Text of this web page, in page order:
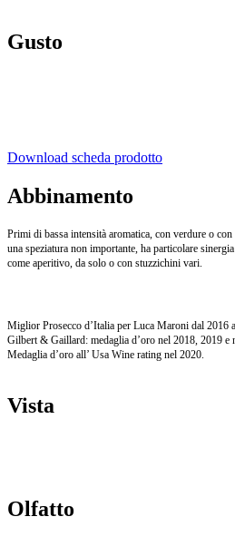
Gusto
Download scheda prodotto
Abbinamento
Primi di bassa intensità aromatica, con verdure o
una speziatura non importante, ha particolare
come aperitivo, da solo o con stuzzichini vari.
Miglior Prosecco d’Italia per Luca Maroni dal 2016
Gilbert & Gaillard: medaglia d’oro nel 2018, 2019 e
Medaglia d’oro all’ Usa Wine rating nel 2020.
Vista
Olfatto